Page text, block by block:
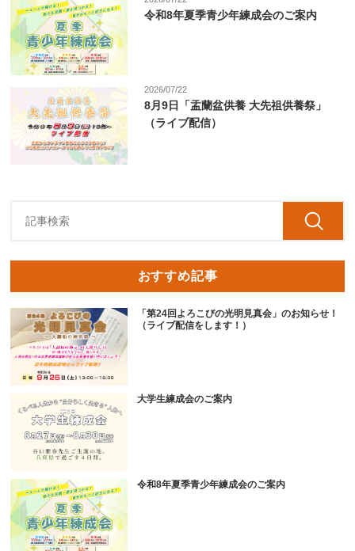
令和8年夏季青少年練成会のご案内
2026/07/22
8月9日「盂蘭盆供養 大先祖供養祭」
（ライブ配信）
おすすめ記事
「第24回よろこびの光明見真会」のお知らせ！
（ライブ配信をします！）
大学生練成会のご案内
令和8年夏季青少年練成会のご案内